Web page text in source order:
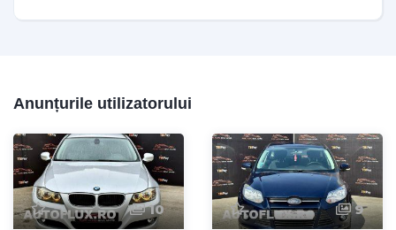
Anunțurile utilizatorului
10 9